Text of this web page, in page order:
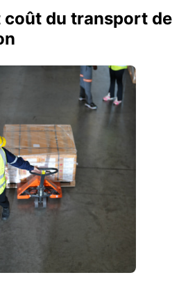
du transport de